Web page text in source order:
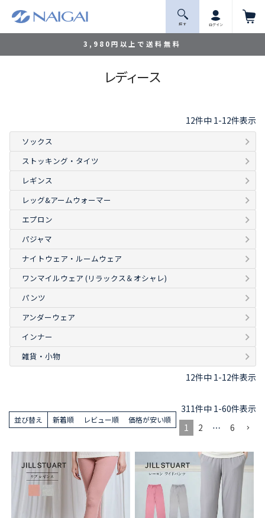
3,980円以上で送料無料
探 す ログイン
レディース
12件中 1-12件表示
ソックス
ストッキング・タイツ
レギンス
レッグ&アームウォーマー
エプロン
パジャマ
ナイトウェア・ルームウェア
ワンマイルウェア (リラックス＆オシャレ)
パンツ
アンダーウェア
インナー
雑貨・小物
12件中 1-12件表示
並び替え 新着順 レビュー順 価格が安い順
311件中 1-60件表示
1
2 … 6